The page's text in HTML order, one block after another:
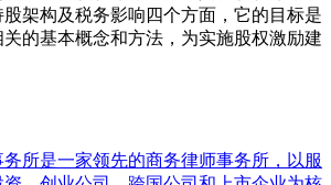
架构及税务影响四个方面，它的目标是
的基本概念和方法，为实施股权激励建
所是一家领先的商务律师事务所，以服